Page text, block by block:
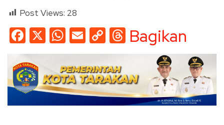
Post Views: 28
Facebook
X WhatsApp
EmailCopy
Link
Threads
Bagikan